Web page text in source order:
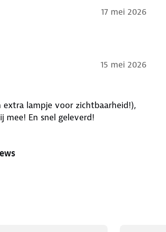
17 mei 2026
15 mei 2026
lampje voor zichtbaarheid!),
mee! En snel geleverd!